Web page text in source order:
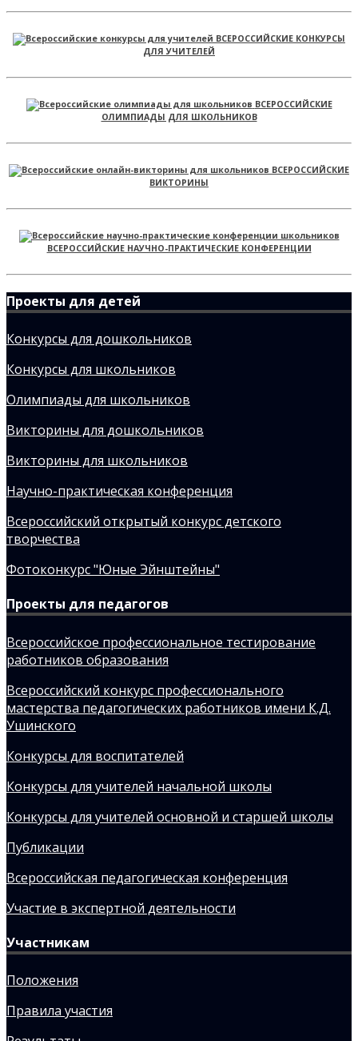
ВСЕРОССИЙСКИЕ КОНКУРСЫ
ДЛЯ УЧИТЕЛЕЙ
ВСЕРОССИЙСКИЕ
ОЛИМПИАДЫ ДЛЯ ШКОЛЬНИКОВ
ВСЕРОССИЙСКИЕ
ВИКТОРИНЫ
ВСЕРОССИЙСКИЕ НАУЧНО-ПРАКТИЧЕСКИЕ КОНФЕРЕНЦИИ
Проекты для детей
Конкурсы для дошкольников
Конкурсы для школьников
Олимпиады для школьников
Викторины для дошкольников
Викторины для школьников
Научно-практическая конференция
Всероссийский открытый конкурс детского
творчества
Фотоконкурс "Юные Эйнштейны"
Проекты для педагогов
Всероссийское профессиональное тестирование
работников образования
Всероссийский конкурс профессионального
мастерства педагогических работников имени К.Д.
Ушинского
Конкурсы для воспитателей
Конкурсы для учителей начальной школы
Конкурсы для учителей основной и старшей школы
Публикации
Всероссийская педагогическая конференция
Участие в экспертной деятельности
Участникам
Положения
Правила участия